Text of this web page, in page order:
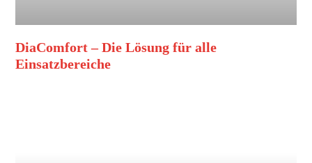
DiaComfort – Die Lösung für alle
Einsatzbereiche